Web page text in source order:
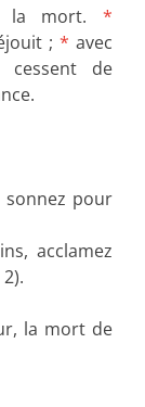
la mort. *
; * avec
cessent de
sonnez pour
acclamez
la mort de